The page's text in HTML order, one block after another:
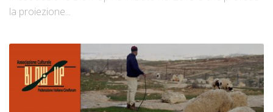
la proiezione...